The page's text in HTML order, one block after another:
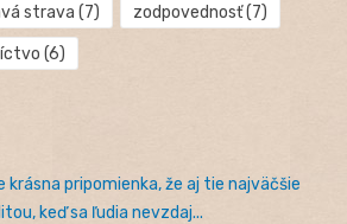
strava (7) zodpovednosť(7)
(6)
krásna pripomienka, že aj tie najväčšie
keď sa ľudia nevzdaj...